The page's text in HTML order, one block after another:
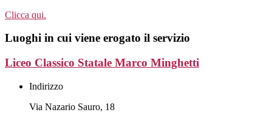
Clicca qui.
Luoghi in cui viene erogato il servizio
Liceo Classico Statale Marco Minghetti
Indirizzo
Via Nazario Sauro, 18